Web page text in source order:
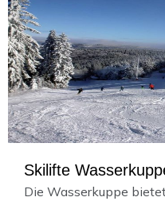
Skilifte
Die Wasserkuppe